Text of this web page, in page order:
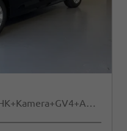
Selection 150PS TDI DSG AHK+Kamera+GV4+ACC+TravelAssist+Sunset+Alu+LightAssist